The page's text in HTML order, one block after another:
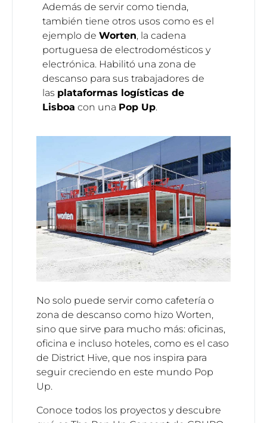
Además de servir como tienda,
también tiene otros usos como es el
ejemplo de Worten, la cadena
portuguesa de electrodomésticos y
electrónica. Habilitó una zona de
descanso para sus trabajadores de
las plataformas logísticas de
Lisboa con una Pop Up.
No solo puede servir como cafetería o
zona de descanso como hizo Worten,
sino que sirve para mucho más: oficinas,
oficina e incluso hoteles, como es el caso
de District Hive, que nos inspira para
seguir creciendo en este mundo Pop
Up.
Conoce todos los proyectos y descubre